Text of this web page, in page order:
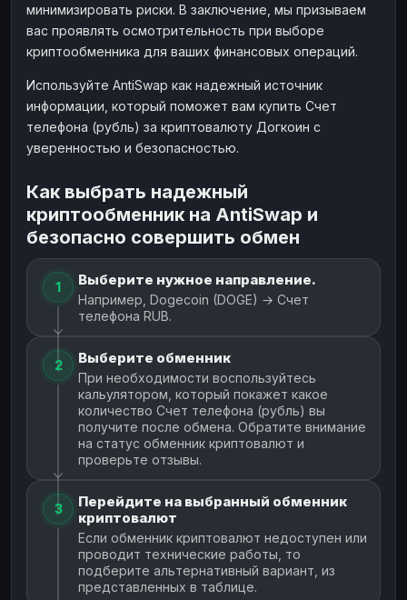
минимизировать риски. В заключение, мы призываем
вас проявлять осмотрительность при выборе
криптообменника для ваших финансовых операций.
Используйте AntiSwap как надежный источник
информации, который поможет вам купить Счет
телефона (рубль) за криптовалюту Догкоин с
уверенностью и безопасностью.
Как выбрать надежный
криптообменник на AntiSwap и
безопасно совершить обмен
1 Выберите нужное направление.
Например, Dogecoin (DOGE) → Счет
телефона RUB.
2 Выберите обменник
При необходимости воспользуйтесь
кальулятором, который покажет какое
количество Счет телефона (рубль) вы
получите после обмена. Обратите внимание
на статус обменник криптовалют и
проверьте отзывы.
3
Перейдите на выбранный обменник
криптовалют
Если обменник криптовалют недоступен или
проводит технические работы, то
подберите альтернативный вариант, из
представленных в таблице.